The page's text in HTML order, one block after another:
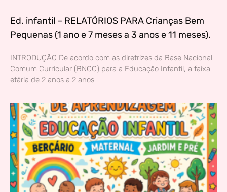
Ed. infantil – RELATÓRIOS PARA Crianças Bem
Pequenas (1 ano e 7 meses a 3 anos e 11 meses).
INTRODUÇÃO De acordo com as diretrizes da Base Nacional
Comum Curricular (BNCC) para a Educação Infantil, a faixa
etária de 2 anos a 2 anos